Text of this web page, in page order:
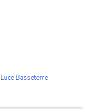
Luce Basseterre